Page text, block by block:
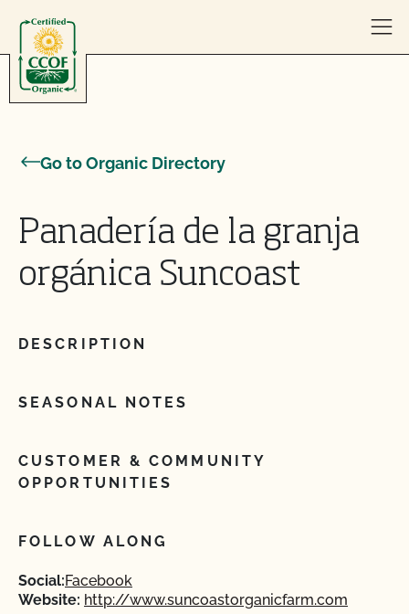
Go to Organic Directory
Panadería de la granja
orgánica Suncoast
DESCRIPTION
SEASONAL NOTES
CUSTOMER & COMMUNITY
OPPORTUNITIES
FOLLOW ALONG
Social:Facebook
Website: http://www.suncoastorganicfarm.com